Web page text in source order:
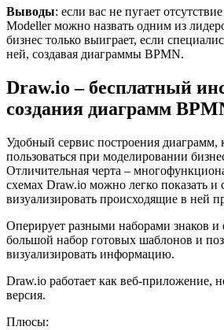
Выводы: если вас не пугает
Modeller можно назвать одним из
бизнес только выиграет, если
ней, создавая диаграммы BPMN.
Draw.io – бесплатный
создания диаграмм
Удобный сервис построения
пользоваться при моделировании
Отличительная черта –
схемах Draw.io можно легко показать и
визуализировать происходящие в ней
Оперирует разными наборами знаков и
большой набор готовых шаблонов и
визуализировать информацию.
Draw.io работает как веб-приложение,
версия.
Плюсы: